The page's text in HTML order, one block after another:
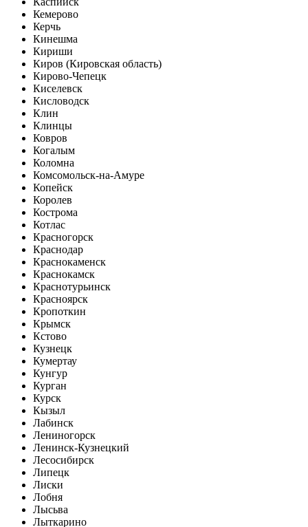
Кемерово
Керчь
Кинешма
Кириши
Киров (Кировская область)
Кирово-Чепецк
Киселевск
Кисловодск
Клин
Клинцы
Ковров
Когалым
Коломна
Комсомольск-на-Амуре
Копейск
Королев
Кострома
Котлас
Красногорск
Краснодар
Краснокаменск
Краснокамск
Краснотурьинск
Красноярск
Кропоткин
Крымск
Кстово
Кузнецк
Кумертау
Кунгур
Курган
Курск
Кызыл
Лабинск
Лениногорск
Ленинск-Кузнецкий
Лесосибирск
Липецк
Лиски
Лобня
Лысьва
Лыткарино